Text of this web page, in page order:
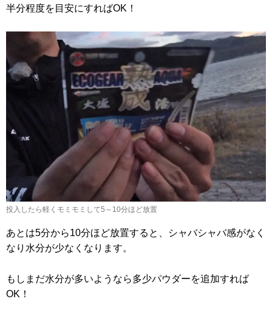
半分程度を目安にすればOK！
投入したら軽くモミモミして5～10分ほど放置
あとは5分から10分ほど放置すると、シャバシャバ感がなく
なり水分が少なくなります。
もしまだ水分が多いようなら多少パウダーを追加すれば
OK！